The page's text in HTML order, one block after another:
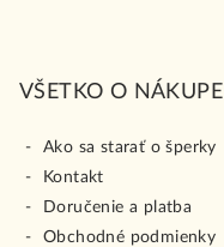
VŠETKO O NÁKUPE
Ako sa starať o šperky
Kontakt
Doručenie a platba
Obchodné podmienky